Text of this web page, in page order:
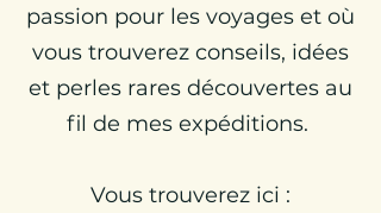
passion pour les voyages et où
vous trouverez conseils, idées
et perles rares découvertes au
fil de mes expéditions.
Vous trouverez ici :